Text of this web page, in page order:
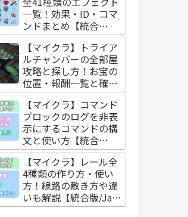
一覧！効果・ID・コマ
ンドまとめ【統合
版/Java版】
【マイクラ】トライア
ルチャンバーの全部屋
攻略と探し方！お宝の
位置・報酬一覧と確率
【Java版/統合版】
【マイクラ】コマンド
ブロックのログを非表
示にするコマンドの構
文と使い方【統合
版/Java版】
【マイクラ】レール全
4種類の作り方・使い
方！線路の敷き方や違
いも解説【統合版/Java
版】